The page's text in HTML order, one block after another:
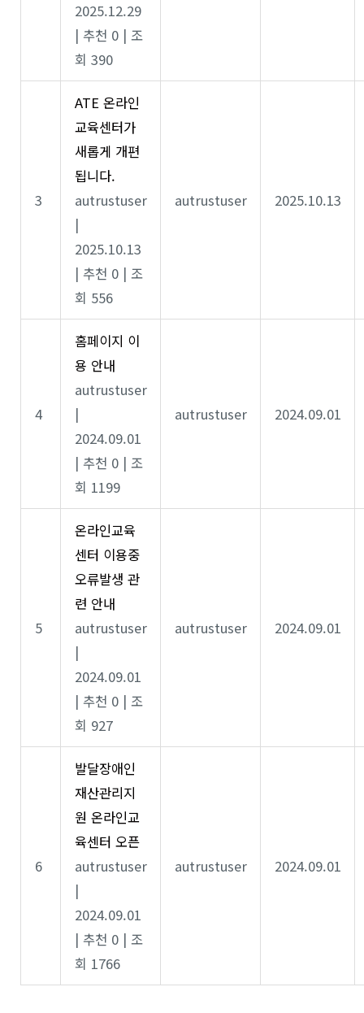
2025.12.29
| 추천 0 | 조
회 390
3
ATE 온라인
교육센터가
새롭게 개편
됩니다.
autrustuser
|
2025.10.13
| 추천 0 | 조
회 556
autrustuser 2025.10.13
4
홈페이지 이
용 안내
autrustuser
|
2024.09.01
| 추천 0 | 조
회 1199
autrustuser 2024.09.01
5
온라인교육
센터 이용중
오류발생 관
련 안내
autrustuser
|
2024.09.01
| 추천 0 | 조
회 927
autrustuser 2024.09.01
6
발달장애인
재산관리지
원 온라인교
육센터 오픈
autrustuser
|
2024.09.01
| 추천 0 | 조
회 1766
autrustuser 2024.09.01